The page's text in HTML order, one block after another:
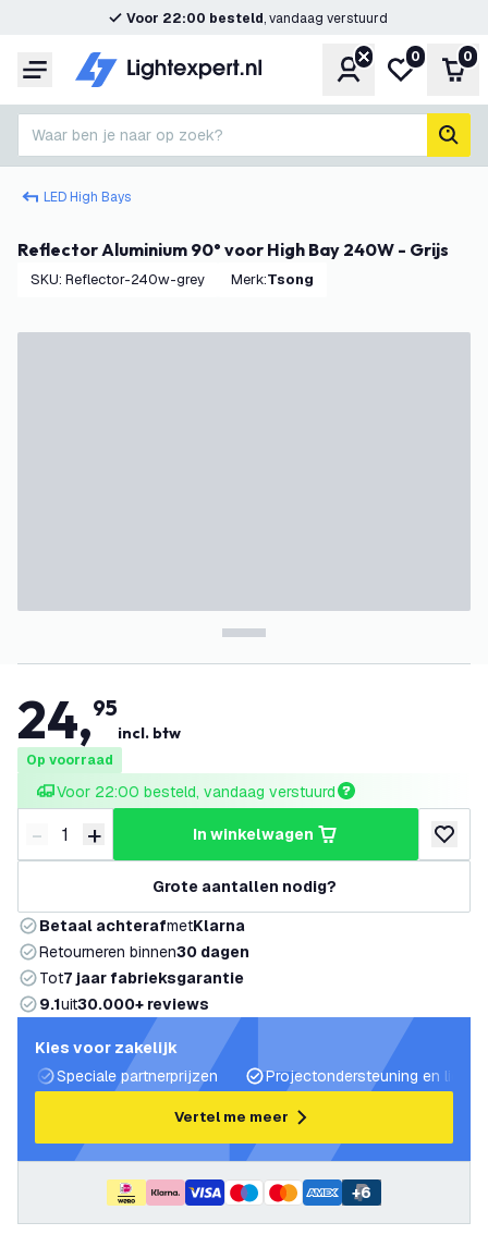
Voor 22:00 besteld, vandaag verstuurd
Menu Account
Mijn
0 0
Waar ben je naar op zoek?
LED High Bays
Reflector Aluminium 90° voor High Bay 240W - Grijs
SKU: Reflector-240w-grey Merk: Tsong
24,95
incl. btw
Op voorraad
Voor 22:00 besteld, vandaag verstuurd
Verminder hoeveelheid
- Verhoog hoeveelheid
+ in winkelwagen
Grote aantallen nodig?
Betaal achterafmetKlarna
Retourneren binnen30 dagen
Tot7 jaar fabrieksgarantie
9.1uit30.000+ reviews
Kies voor zakelijk
Speciale partnerprijzen
Projectondersteuning en
Vertel me meer
+6